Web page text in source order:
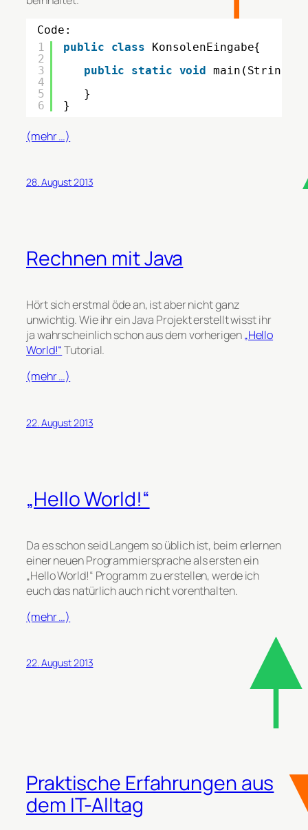
Code:
1
2
3
4
5
6
public class
KonsolenEingabe{
public
static void
main(String
}
}
(mehr …)
28. August 2013
Rechnen mit Java
Hört sich erstmal öde an, ist aber nicht ganz
unwichtig. Wie ihr ein Java Projekt erstellt wisst ihr
ja wahrscheinlich schon aus dem vorherigen„Hello
World!“Tutorial.
(mehr …)
22. August 2013
„Hello World!“
Da es schon seid Langem so üblich ist, beim erlernen
einer neuen Programmiersprache als ersten ein
„Hello World!“ Programm zu erstellen, werde ich
euch das natürlich auch nicht vorenthalten.
(mehr …)
22. August 2013
Praktische Erfahrungen aus
dem IT-Alltag